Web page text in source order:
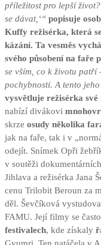
příležitost pro lepší
se dávat,‘“ popisuje
Kuffy režisérka, která
kázání. Ta vesměs
svého působení na faře
se vším, co k životu patří
pochybností. A tento
vysvětluje režisérka své
nabízí divákovi
skrze osudy několika
jak na faře, tak i v
odejít. Snímek Opři
v soutěži
Jihlava a režisérka Jana
cenu Trilobit Beroun za
děl. Ševčíková
FAMU. Její filmy se
festivalech, kde získaly